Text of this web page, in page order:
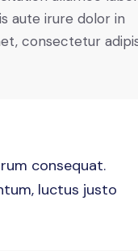
aute irure dolor in
consectetur
consequat.
luctus justo